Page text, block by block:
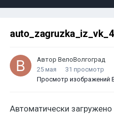
Автор ВелоВолгоград
25 мая
31 просмотр
Просмотр изображений
Автоматически